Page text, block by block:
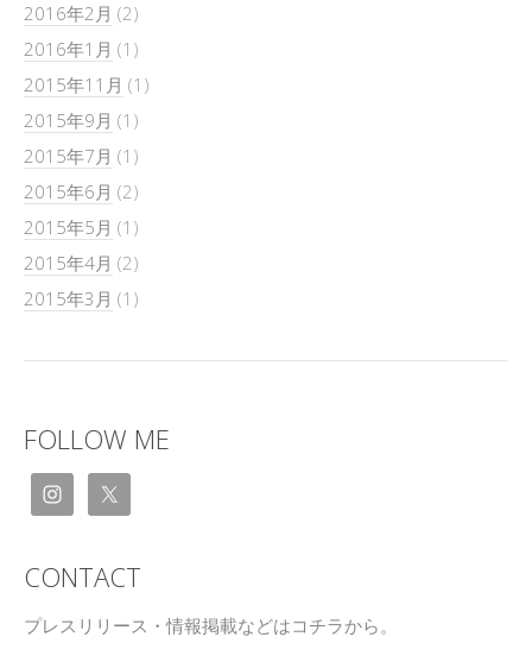
2016年2月 (2)
2016年1月 (1)
2015年11月 (1)
2015年9月 (1)
2015年7月 (1)
2015年6月 (2)
2015年5月 (1)
2015年4月 (2)
2015年3月 (1)
FOLLOW ME
CONTACT
プレスリリース・情報掲載などはコチラから。